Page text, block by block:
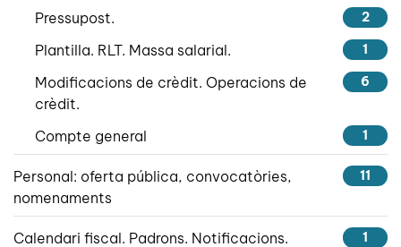
Pressupost. 2
Plantilla. RLT. Massa salarial. 1
Modificacions de crèdit. Operacions de
crèdit.
6
Compte general 1
Personal: oferta pública, convocatòries,
nomenaments
11
Calendari fiscal. Padrons. Notificacions.
1